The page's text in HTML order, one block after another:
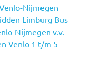
Nijmegen
Limburg Bus
Nijmegen v.v.
Venlo 1 t/m 5